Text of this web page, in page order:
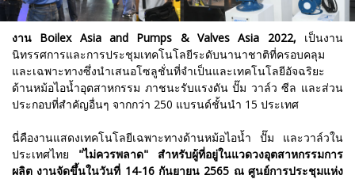
งาน Boilex Asia and Pumps & Valves Asia 2022, เป็นงาน
นิทรรศการและการประชุมเทคโนโลยีระดับนานาชาติที่ครอบคลุม
และเฉพาะทางซึ่งนำเสนอโซลูชั่นที่จำเป็นและเทคโนโลยีอัจฉริยะ
ด้านหม้อไอน้ำอุตสาหกรรม ภาชนะรับแรงดัน ปั๊ม วาล์ว ซีล และส่วน
ประกอบที่สำคัญอื่นๆ จากกว่า 250 แบรนด์ชั้นนำ 15 ประเทศ
นี่คืองานแสดงเทคโนโลยีเฉพาะทางด้านหม้อไอน้ำ ปั๊ม และวาล์วใน
ประเทศไทย "ไม่ควรพลาด" สำหรับผู้ที่อยู่ในแวดวงอุตสาหกรรมการ
ผลิต งานจัดขึ้นในวันที่ 14-16 กันยายน 2565 ณ ศูนย์การประชุมแห่ง